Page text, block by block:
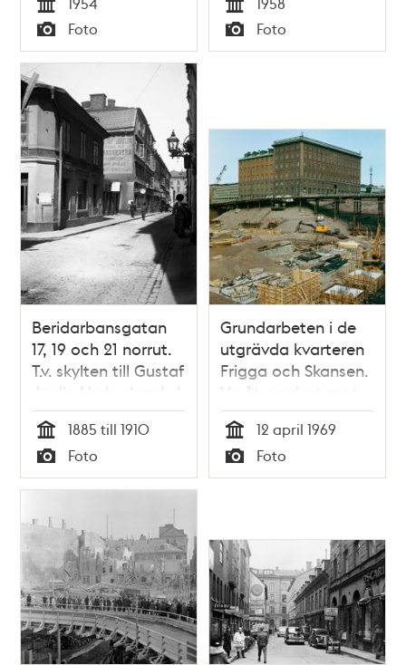
Tid
Typ
Foto
G.C.I. Gymnastiska
Centralinstitutet
Tid
Typ
Foto
Beridarbansgatan
17, 19 och 21 norrut.
T.v. skylten till Gustaf
Joulin Hyrkuskverk. I
fonden ligger
Tekniska skolan från
1945
Konstfackskolan
Tid
1885 till 1910
Typ
Foto
Grundarbeten i de
utgrävda kvarteren
Frigga och Skansen.
Vy åt nordost mot
Telegrafverket i kv.
Fyrmörsaren.
Beridarbansgatan
på stolpar
Tid
12 april 1969
Typ
Foto